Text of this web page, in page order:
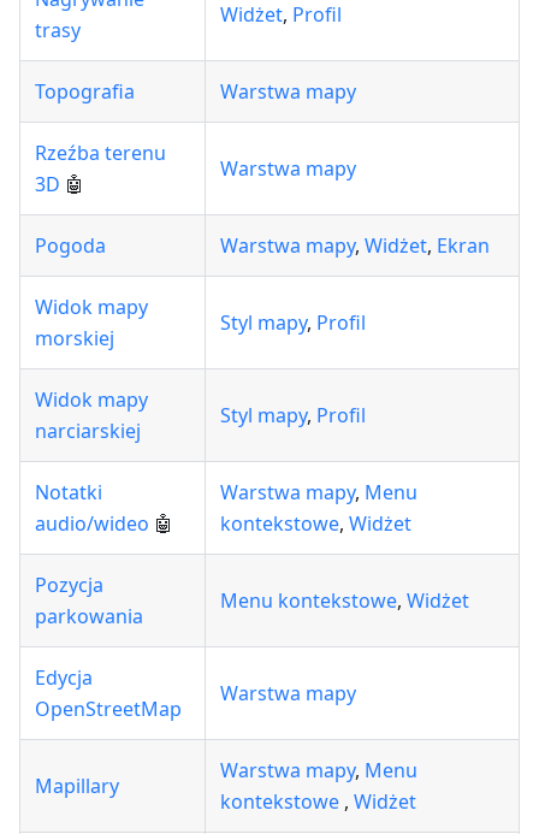
trasy
Widżet, Profil
Topografia Warstwa mapy
Rzeźba terenu
3D 🤖
Warstwa mapy
Pogoda Warstwa mapy, Widżet, Ekran
Widok mapy
morskiej
Styl mapy, Profil
Widok mapy
narciarskiej
Styl mapy, Profil
Notatki
audio/wideo 🤖
Warstwa mapy, Menu
kontekstowe, Widżet
Pozycja
parkowania
Menu kontekstowe, Widżet
Edycja
OpenStreetMap
Warstwa mapy
Mapillary
Warstwa mapy, Menu
kontekstowe , Widżet